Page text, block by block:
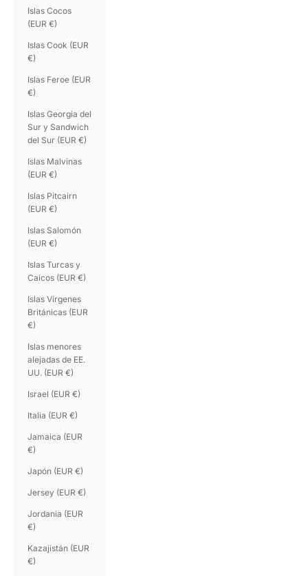
Islas Cocos
(EUR €)
Islas Cook (EUR
€)
Islas Feroe (EUR
€)
Islas Georgia del
Sur y Sandwich
del Sur (EUR €)
Islas Malvinas
(EUR €)
Islas Pitcairn
(EUR €)
Islas Salomón
(EUR €)
Islas Turcas y
Caicos (EUR €)
Islas Vírgenes
Británicas (EUR
€)
Islas menores
alejadas de EE.
UU. (EUR €)
Israel (EUR €)
Italia (EUR €)
Jamaica (EUR
€)
Japón (EUR €)
Jersey (EUR €)
Jordania (EUR
€)
Kazajistán (EUR
€)